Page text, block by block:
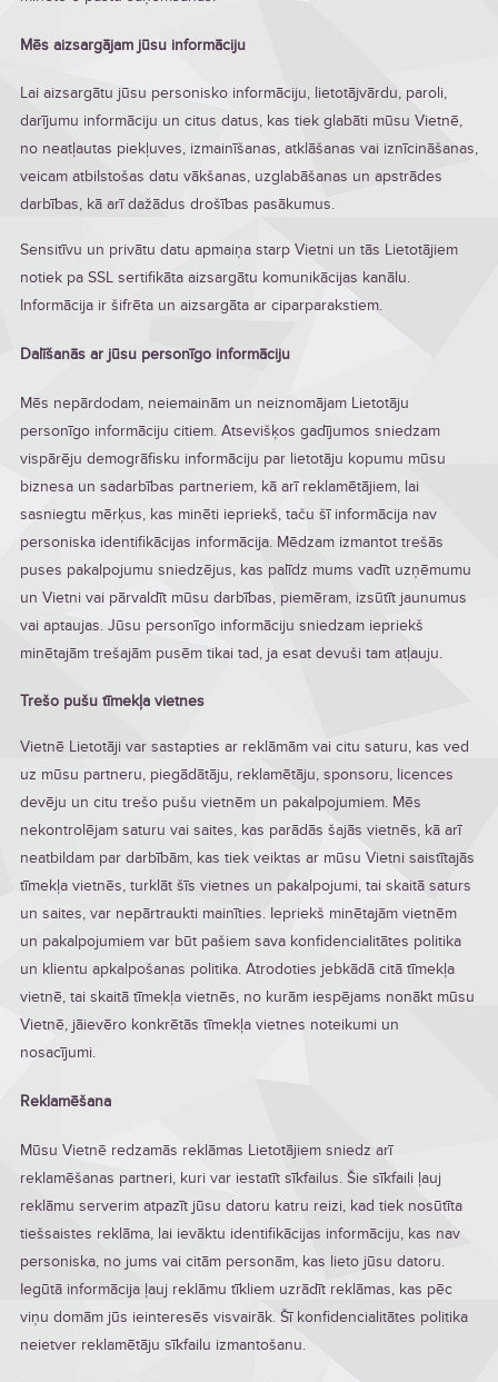
Mēs aizsargājam jūsu informāciju
Lai aizsargātu jūsu personisko informāciju, lietotājvārdu, paroli,
darījumu informāciju un citus datus, kas tiek glabāti mūsu Vietnē,
no neatļautas piekļuves, izmainīšanas, atklāšanas vai iznīcināšanas,
veicam atbilstošas datu vākšanas, uzglabāšanas un apstrādes
darbības, kā arī dažādus drošības pasākumus.
Sensitīvu un privātu datu apmaiņa starp Vietni un tās Lietotājiem
notiek pa SSL sertifikāta aizsargātu komunikācijas kanālu.
Informācija ir šifrēta un aizsargāta ar ciparparakstiem.
Dalīšanās ar jūsu personīgo informāciju
Mēs nepārdodam, neiemainām un neiznomājam Lietotāju
personīgo informāciju citiem. Atsevišķos gadījumos sniedzam
vispārēju demogrāfisku informāciju par lietotāju kopumu mūsu
biznesa un sadarbības partneriem, kā arī reklamētājiem, lai
sasniegtu mērķus, kas minēti iepriekš, taču šī informācija nav
personiska identifikācijas informācija. Mēdzam izmantot trešās
puses pakalpojumu sniedzējus, kas palīdz mums vadīt uzņēmumu
un Vietni vai pārvaldīt mūsu darbības, piemēram, izsūtīt jaunumus
vai aptaujas. Jūsu personīgo informāciju sniedzam iepriekš
minētajām trešajām pusēm tikai tad, ja esat devuši tam atļauju.
Trešo pušu tīmekļa vietnes
Vietnē Lietotāji var sastapties ar reklāmām vai citu saturu, kas ved
uz mūsu partneru, piegādātāju, reklamētāju, sponsoru, licences
devēju un citu trešo pušu vietnēm un pakalpojumiem. Mēs
nekontrolējam saturu vai saites, kas parādās šajās vietnēs, kā arī
neatbildam par darbībām, kas tiek veiktas ar mūsu Vietni saistītajās
tīmekļa vietnēs, turklāt šīs vietnes un pakalpojumi, tai skaitā saturs
un saites, var nepārtraukti mainīties. Iepriekš minētajām vietnēm
un pakalpojumiem var būt pašiem sava konfidencialitātes politika
un klientu apkalpošanas politika. Atrodoties jebkādā citā tīmekļa
vietnē, tai skaitā tīmekļa vietnēs, no kurām iespējams nonākt mūsu
Vietnē, jāievēro konkrētās tīmekļa vietnes noteikumi un
nosacījumi.
Reklamēšana
Mūsu Vietnē redzamās reklāmas Lietotājiem sniedz arī
reklamēšanas partneri, kuri var iestatīt sīkfailus. Šie sīkfaili ļauj
reklāmu serverim atpazīt jūsu datoru katru reizi, kad tiek nosūtīta
tiešsaistes reklāma, lai ievāktu identifikācijas informāciju, kas nav
personiska, no jums vai citām personām, kas lieto jūsu datoru.
Iegūtā informācija ļauj reklāmu tīkliem uzrādīt reklāmas, kas pēc
viņu domām jūs ieinteresēs visvairāk. Šī konfidencialitātes politika
neietver reklamētāju sīkfailu izmantošanu.